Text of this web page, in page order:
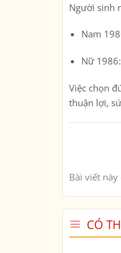
Người sinh
Nam
Nữ 1986:
Việc chọn
thuận lợi,
Bài viết
CÓ